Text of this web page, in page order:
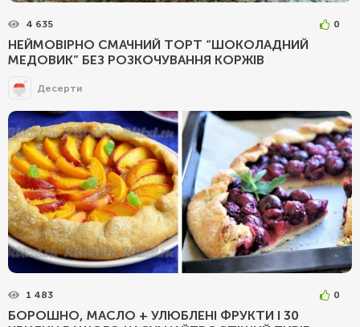
4 635 0
НЕЙМОВІРНО СМАЧНИЙ ТОРТ “ШОКОЛАДНИЙ
МЕДОВИК” БЕЗ РОЗКОЧУВАННЯ КОРЖІВ
Десерти
1 483 0
БОРОШНО, МАСЛО + УЛЮБЛЕНІ ФРУКТИ І 30